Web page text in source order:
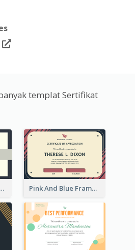
templat Sertifikat
Green And Grey Triangles With Badge Certificate Pink And Blue Frame Company Certificate